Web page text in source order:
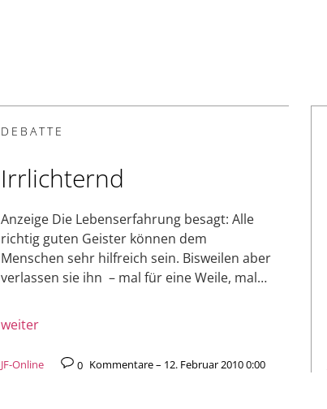
DEBATTE
Irrlichternd
Anzeige Die Lebenserfahrung besagt: Alle
richtig guten Geister können dem
Menschen sehr hilfreich sein. Bisweilen aber
verlassen sie ihn – mal für eine Weile, mal…
weiter
JF-Online 0 Kommentare – 12. Februar 2010 0:00